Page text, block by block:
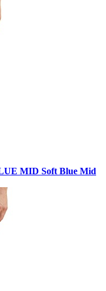
MID Soft Blue Mid